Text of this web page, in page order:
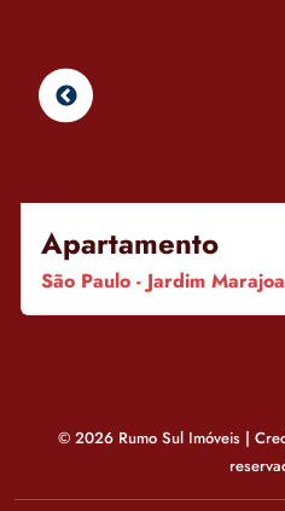
Apartamento
São Paulo - Jardim
© 2026 Rumo Sul Imóveis |